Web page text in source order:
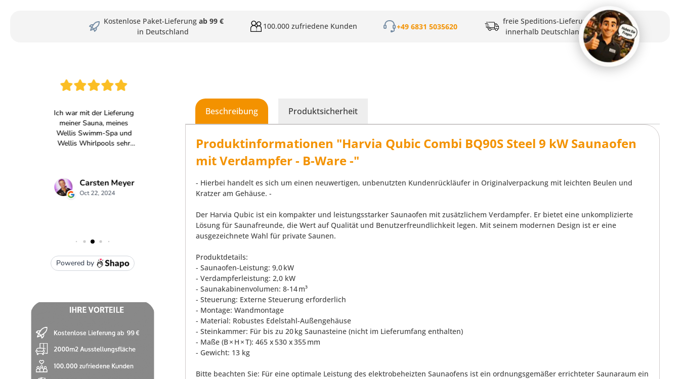
Kostenlose Paket-Lieferung ab 99 €
in Deutschland
100.000 zufriedene Kunden +49 6831 5035620
freie Speditions-Lieferung
innerhalb Deutschlands
Beschreibung Produktsicherheit
Produktinformationen "Harvia Qubic Combi BQ90S Steel 9 kW Saunaofen
mit Verdampfer - B-Ware -"
- Hierbei handelt es sich um einen neuwertigen, unbenutzten Kundenrückläufer in Originalverpackung mit leichten Beulen und
Kratzer am Gehäuse. -
Der Harvia Qubic ist ein kompakter und leistungsstarker Saunaofen mit zusätzlichem Verdampfer. Er bietet eine unkomplizierte
Lösung für Saunafreunde, die Wert auf Qualität und Benutzerfreundlichkeit legen. Mit seinem modernen Design ist er eine
ausgezeichnete Wahl für private Saunen.​
Produktdetails:
- Saunaofen-Leistung: 9,0 kW
- Verdampferleistung: 2,0 kW
- Saunakabinenvolumen: 8-14 m³
- Steuerung: Externe Steuerung erforderlich
- Montage: Wandmontage
- Material: Robustes Edelstahl-Außengehäuse
- Steinkammer: Für bis zu 20 kg Saunasteine (nicht im Lieferumfang enthalten)
- Maße (B × H × T): 465 x 530 x 355 mm
- Gewicht: 13 kg
Bitte beachten Sie: Für eine optimale Leistung des elektrobeheizten Saunaofens ist ein ordnungsgemäßer errichteter Saunaraum ein